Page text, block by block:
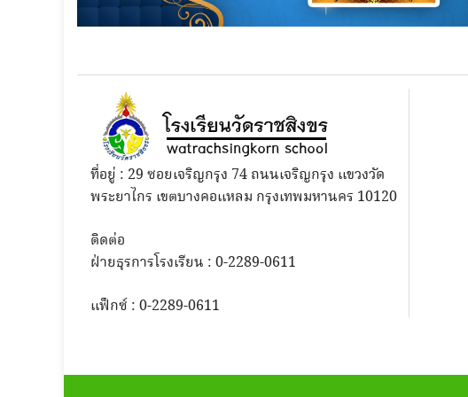
ที่อยู่ : 29 ซอยเจริญกรุง 74 ถนนเจริญกรุง แขวงวัด
พระยาไกร เขตบางคอแหลม กรุงเทพมหานคร 10120
ติดต่อ
ฝ่ายธุรการโรงเรียน : 0-2289-0611
แฟ็กซ์ : 0-2289-0611